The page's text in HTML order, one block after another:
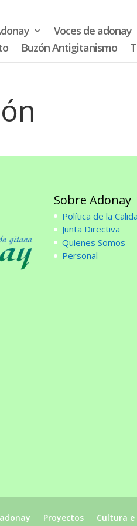
Voces de adonay
Buzón Antigitanismo
Sobre Adonay
Política de la
Junta Directiva
Quienes Somos
Personal
Proyectos Cultura